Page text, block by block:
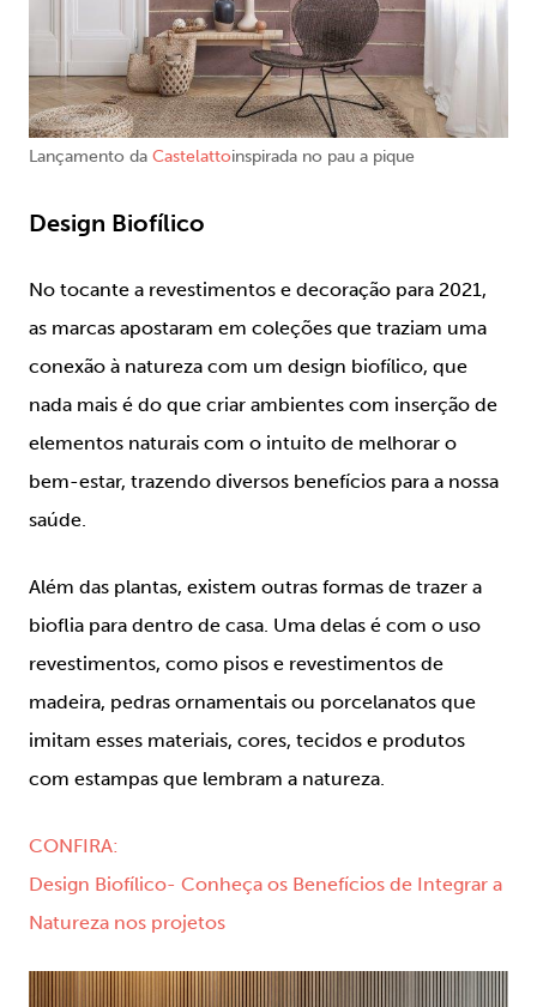
Lançamento da Castelattoinspirada no pau a pique
Design Biofílico
No tocante a revestimentos e decoração para 2021,
as marcas apostaram em coleções que traziam uma
conexão à natureza com um design biofílico, que
nada mais é do que criar ambientes com inserção de
elementos naturais com o intuito de melhorar o
bem-estar, trazendo diversos benefícios para a nossa
saúde.
Além das plantas, existem outras formas de trazer a
bioflia para dentro de casa. Uma delas é com o uso
revestimentos, como pisos e revestimentos de
madeira, pedras ornamentais ou porcelanatos que
imitam esses materiais, cores, tecidos e produtos
com estampas que lembram a natureza.
CONFIRA:
Design Biofílico- Conheça os Benefícios de Integrar a
Natureza nos projetos